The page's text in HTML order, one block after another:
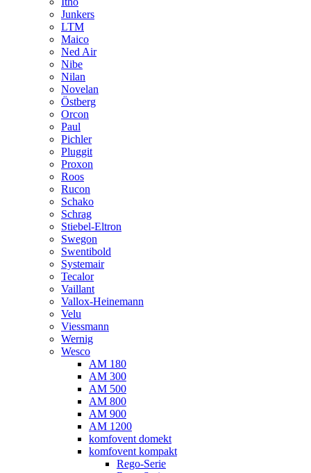
Junkers
LTM
Maico
Ned Air
Nibe
Nilan
Novelan
Östberg
Orcon
Paul
Pichler
Pluggit
Proxon
Roos
Rucon
Schako
Schrag
Stiebel-Eltron
Swegon
Swentibold
Systemair
Tecalor
Vaillant
Vallox-Heinemann
Velu
Viessmann
Wernig
Wesco
AM 180
AM 300
AM 500
AM 800
AM 900
AM 1200
komfovent domekt
komfovent kompakt
Rego-Serie